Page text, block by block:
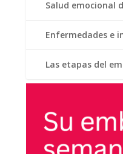
Salud emocional
Enfermedades e
Las etapas del